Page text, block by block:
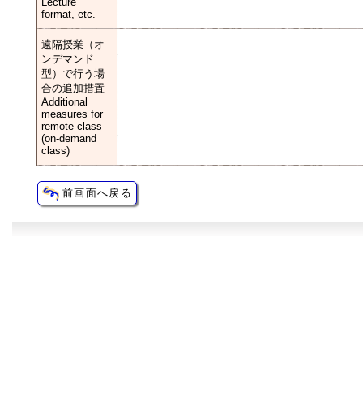
format, etc.
遠隔授業（オ
ンデマンド
型）で行う場
合の追加措置
Additional
measures for
remote class
(on-demand
class)